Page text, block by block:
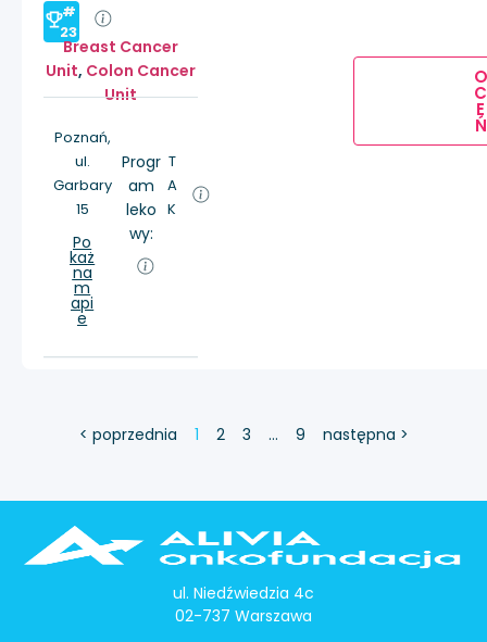
#
23
Breast Cancer
Unit, Colon Cancer
Unit
Poznań,
ul.
Garbary
15
Po
każ
na
m
api
e
Progr
am
leko
wy:
T
A
K
O
C
E
Ń
< poprzednia 1 2 3 … 9 następna >
ul. Niedźwiedzia 4c
02-737 Warszawa